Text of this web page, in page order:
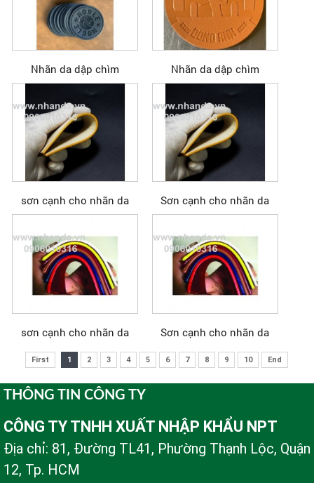
Nhãn da dập chìm Nhãn da dập chìm
sơn cạnh cho nhãn da Sơn cạnh cho nhãn da
sơn cạnh cho nhãn da Sơn cạnh cho nhãn da
First 1 2 3 4 5 6 7 8 9 10 End
THÔNG TIN CÔNG TY
CÔNG TY TNHH XUẤT NHẬP KHẨU NPT
Địa chỉ: 81, Đường TL41, Phường Thạnh Lộc, Quận
12, Tp. HCM